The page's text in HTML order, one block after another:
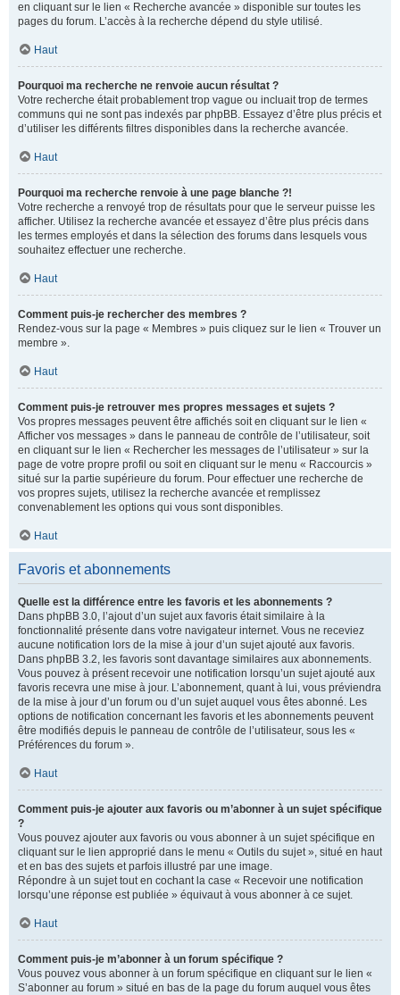
en cliquant sur le lien « Recherche avancée » disponible sur toutes les
pages du forum. L’accès à la recherche dépend du style utilisé.
Haut
Pourquoi ma recherche ne renvoie aucun résultat ?
Votre recherche était probablement trop vague ou incluait trop de termes
communs qui ne sont pas indexés par phpBB. Essayez d’être plus précis et
d’utiliser les différents filtres disponibles dans la recherche avancée.
Haut
Pourquoi ma recherche renvoie à une page blanche ?!
Votre recherche a renvoyé trop de résultats pour que le serveur puisse les
afficher. Utilisez la recherche avancée et essayez d’être plus précis dans
les termes employés et dans la sélection des forums dans lesquels vous
souhaitez effectuer une recherche.
Haut
Comment puis-je rechercher des membres ?
Rendez-vous sur la page « Membres » puis cliquez sur le lien « Trouver un
membre ».
Haut
Comment puis-je retrouver mes propres messages et sujets ?
Vos propres messages peuvent être affichés soit en cliquant sur le lien «
Afficher vos messages » dans le panneau de contrôle de l’utilisateur, soit
en cliquant sur le lien « Rechercher les messages de l’utilisateur » sur la
page de votre propre profil ou soit en cliquant sur le menu « Raccourcis »
situé sur la partie supérieure du forum. Pour effectuer une recherche de
vos propres sujets, utilisez la recherche avancée et remplissez
convenablement les options qui vous sont disponibles.
Haut
Favoris et abonnements
Quelle est la différence entre les favoris et les abonnements ?
Dans phpBB 3.0, l’ajout d’un sujet aux favoris était similaire à la
fonctionnalité présente dans votre navigateur internet. Vous ne receviez
aucune notification lors de la mise à jour d’un sujet ajouté aux favoris.
Dans phpBB 3.2, les favoris sont davantage similaires aux abonnements.
Vous pouvez à présent recevoir une notification lorsqu’un sujet ajouté aux
favoris recevra une mise à jour. L’abonnement, quant à lui, vous préviendra
de la mise à jour d’un forum ou d’un sujet auquel vous êtes abonné. Les
options de notification concernant les favoris et les abonnements peuvent
être modifiés depuis le panneau de contrôle de l’utilisateur, sous les «
Préférences du forum ».
Haut
Comment puis-je ajouter aux favoris ou m’abonner à un sujet spécifique
?
Vous pouvez ajouter aux favoris ou vous abonner à un sujet spécifique en
cliquant sur le lien approprié dans le menu « Outils du sujet », situé en haut
et en bas des sujets et parfois illustré par une image.
Répondre à un sujet tout en cochant la case « Recevoir une notification
lorsqu’une réponse est publiée » équivaut à vous abonner à ce sujet.
Haut
Comment puis-je m’abonner à un forum spécifique ?
Vous pouvez vous abonner à un forum spécifique en cliquant sur le lien «
S’abonner au forum » situé en bas de la page du forum auquel vous êtes